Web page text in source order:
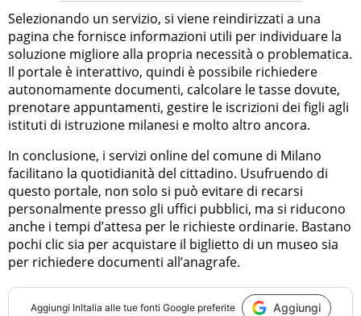
Selezionando un servizio, si viene reindirizzati a una
pagina che fornisce informazioni utili per individuare la
soluzione migliore alla propria necessità o problematica.
Il portale è interattivo, quindi è possibile richiedere
autonomamente documenti, calcolare le tasse dovute,
prenotare appuntamenti, gestire le iscrizioni dei figli agli
istituti di istruzione milanesi e molto altro ancora.
In conclusione, i servizi online del comune di Milano
facilitano la quotidianità del cittadino. Usufruendo di
questo portale, non solo si può evitare di recarsi
personalmente presso gli uffici pubblici, ma si riducono
anche i tempi d’attesa per le richieste ordinarie. Bastano
pochi clic sia per acquistare il biglietto di un museo sia
per richiedere documenti all’anagrafe.
Aggiungi InItalia alle tue fonti Google preferite Aggiungi